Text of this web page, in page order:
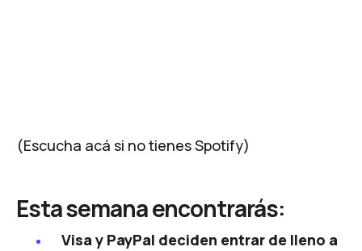
(Escucha acá si no tienes Spotify)
Esta semana encontrarás:
Visa y PayPal deciden entrar de lleno a